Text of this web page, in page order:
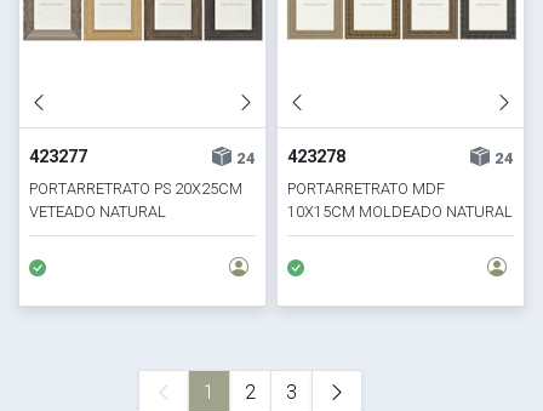
423277
24
PORTARRETRATO PS 20X25CM
VETEADO NATURAL
423278
24
PORTARRETRATO MDF
10X15CM MOLDEADO NATURAL
1 2 3